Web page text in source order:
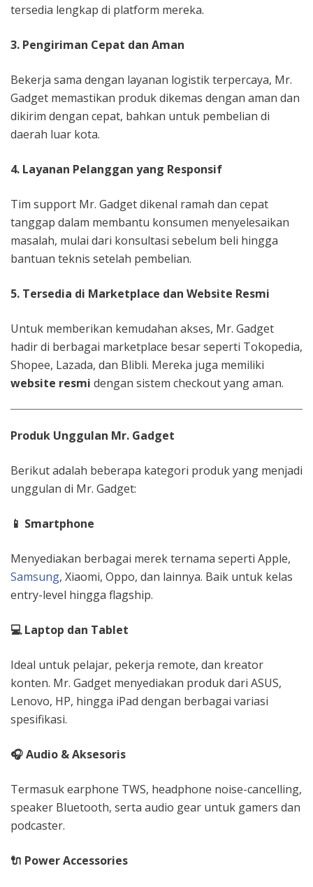
tersedia lengkap di platform mereka.
3. Pengiriman Cepat dan Aman
Bekerja sama dengan layanan logistik terpercaya, Mr.
Gadget memastikan produk dikemas dengan aman dan
dikirim dengan cepat, bahkan untuk pembelian di
daerah luar kota.
4. Layanan Pelanggan yang Responsif
Tim support Mr. Gadget dikenal ramah dan cepat
tanggap dalam membantu konsumen menyelesaikan
masalah, mulai dari konsultasi sebelum beli hingga
bantuan teknis setelah pembelian.
5. Tersedia di Marketplace dan Website Resmi
Untuk memberikan kemudahan akses, Mr. Gadget
hadir di berbagai marketplace besar seperti Tokopedia,
Shopee, Lazada, dan Blibli. Mereka juga memiliki
website resmi dengan sistem checkout yang aman.
Produk Unggulan Mr. Gadget
Berikut adalah beberapa kategori produk yang menjadi
unggulan di Mr. Gadget:
📱 Smartphone
Menyediakan berbagai merek ternama seperti Apple,
Samsung, Xiaomi, Oppo, dan lainnya. Baik untuk kelas
entry-level hingga flagship.
💻Laptop dan Tablet
Ideal untuk pelajar, pekerja remote, dan kreator
konten. Mr. Gadget menyediakan produk dari ASUS,
Lenovo, HP, hingga iPad dengan berbagai variasi
spesifikasi.
🎧Audio & Aksesoris
Termasuk earphone TWS, headphone noise-cancelling,
speaker Bluetooth, serta audio gear untuk gamers dan
podcaster.
🔌 Power Accessories